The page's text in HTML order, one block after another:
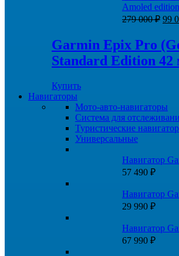
153
845
Amoled
279 000₽
279
000
99
Garmin Epix Pro
Standard Edition 42
Купить
Навигаторы
Мото-авто-навигаторы
Система для
Туристические
Универсальные
Навигатор
57 490 ₽
Навигатор
29 990 ₽
Навигатор
67 990 ₽